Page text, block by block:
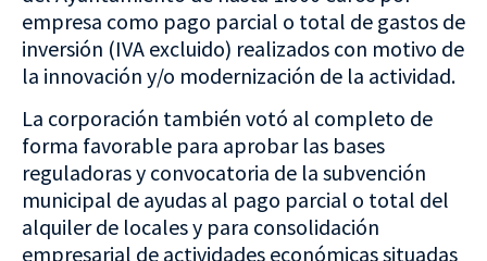
empresa como pago parcial o total de gastos de
inversión (IVA excluido) realizados con motivo de
la innovación y/o modernización de la actividad.
La corporación también votó al completo de
forma favorable para aprobar las bases
reguladoras y convocatoria de la subvención
municipal de ayudas al pago parcial o total del
alquiler de locales y para consolidación
empresarial de actividades económicas situadas